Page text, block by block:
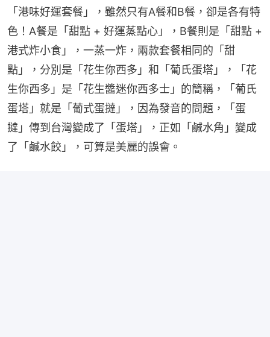
「港味好運套餐」，雖然只有A餐和B餐，卻是各有特
色！A餐是「甜點 + 好運蒸點心」，B餐則是「甜點 +
港式炸小食」，一蒸一炸，兩款套餐相同的「甜
點」，分別是「花生你西多」和「葡氏蛋塔」，「花
生你西多」是「花生醬迷你西多士」的簡稱，「葡氏
蛋塔」就是「葡式蛋撻」，因為發音的問題，「蛋
撻」傳到台灣變成了「蛋塔」，正如「鹹水角」變成
了「鹹水餃」，可算是美麗的誤會。